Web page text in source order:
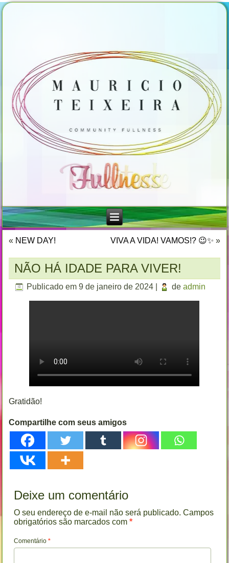
« NEW DAY! VIVA A VIDA! VAMOS!? 😉✨ »
NÃO HÁ IDADE PARA VIVER!
Publicado em 9 de janeiro de 2024 de admin
Gratidão!
Compartilhe com seus amigos
Deixe um comentário
O seu endereço de e-mail não será publicado. Campos
obrigatórios são marcados com*
Comentário*